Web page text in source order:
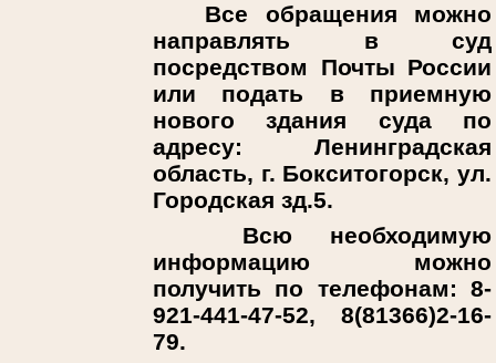
Все обращения можно
направлять в суд
посредством Почты России
или подать в приемную
нового здания суда по
адресу: Ленинградская
область, г. Бокситогорск, ул.
Городская зд.5.
Всю необходимую
информацию можно
получить по телефонам: 8-
921-441-47-52, 8(81366)2-16-
79.